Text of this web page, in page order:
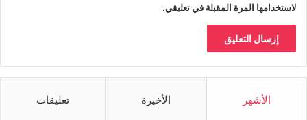
لاستخدامها المرة المقبلة في تعليقي.
الأشهر الأخيرة تعليقات